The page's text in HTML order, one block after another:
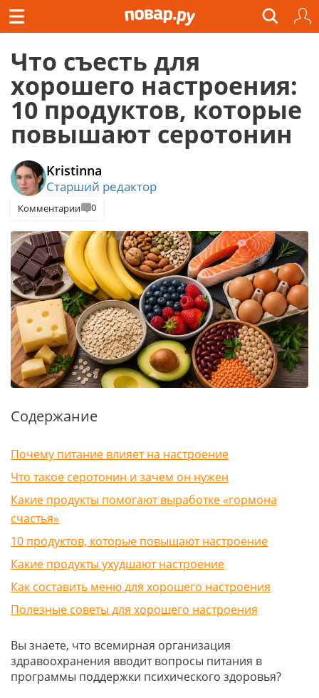
Что съесть для
хорошего настроения:
10 продуктов, которые
повышают серотонин
Kristinna
Старший редактор
Комментарии 0
Содержание
Почему питание влияет на настроение
Что такое серотонин и зачем он нужен
Какие продукты помогают выработке «гормона
счастья»
10 продуктов, которые повышают настроение
Какие продукты ухудшают настроение
Как составить меню для хорошего настроения
Полезные советы для хорошего настроения
Вы знаете, что всемирная организация
здравоохранения вводит вопросы питания в
программы поддержки психического здоровья?